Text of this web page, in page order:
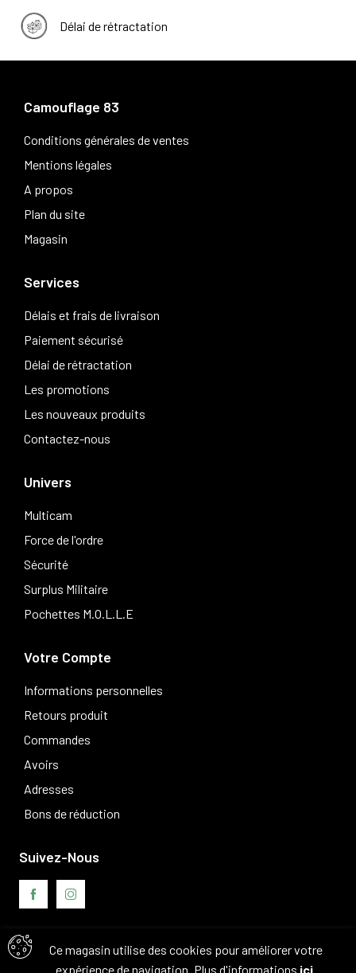
Délai de rétractation
Camouflage 83
Conditions générales de ventes
Mentions légales
A propos
Plan du site
Magasin
Services
Délais et frais de livraison
Paiement sécurisé
Délai de rétractation
Les promotions
Les nouveaux produits
Contactez-nous
Univers
Multicam
Force de l'ordre
Sécurité
Surplus Militaire
Pochettes M.O.L.L.E
Votre Compte
Informations personnelles
Retours produit
Commandes
Avoirs
Adresses
Bons de réduction
Ce magasin utilise des cookies pour améliorer votre
expérience de navigation. Plus d'informations ici
Suivez-Nous
Avis clients